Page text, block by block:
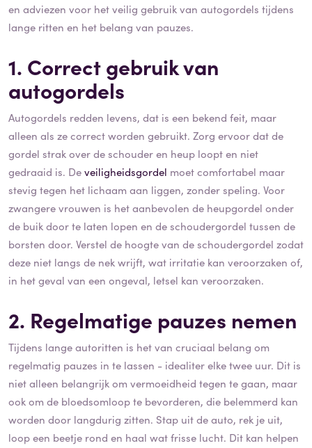
en adviezen voor het veilig gebruik van autogordels tijdens
lange ritten en het belang van pauzes.
1. Correct gebruik van
autogordels
Autogordels redden levens, dat is een bekend feit, maar
alleen als ze correct worden gebruikt. Zorg ervoor dat de
gordel strak over de schouder en heup loopt en niet
gedraaid is. Deveiligheidsgordel moet comfortabel maar
stevig tegen het lichaam aan liggen, zonder speling. Voor
zwangere vrouwen is het aanbevolen de heupgordel onder
de buik door te laten lopen en de schoudergordel tussen de
borsten door. Verstel de hoogte van de schoudergordel zodat
deze niet langs de nek wrijft, wat irritatie kan veroorzaken of,
in het geval van een ongeval, letsel kan veroorzaken.
2. Regelmatige pauzes nemen
Tijdens lange autoritten is het van cruciaal belang om
regelmatig pauzes in te lassen - idealiter elke twee uur. Dit is
niet alleen belangrijk om vermoeidheid tegen te gaan, maar
ook om de bloedsomloop te bevorderen, die belemmerd kan
worden door langdurig zitten. Stap uit de auto, rek je uit,
loop een beetje rond en haal wat frisse lucht. Dit kan helpen